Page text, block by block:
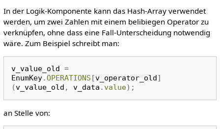
In der Logik-Komponente kann das Hash-Array verwendet
werden, um zwei Zahlen mit einem belibiegen Operator zu
verknüpfen, ohne dass eine Fall-Unterscheidung notwendig
wäre. Zum Beispiel schreibt man:
v_value_old =
EnumKey.OPERATIONS [v_operator_old]
(v_value_old , v_data . value);
an Stelle von: